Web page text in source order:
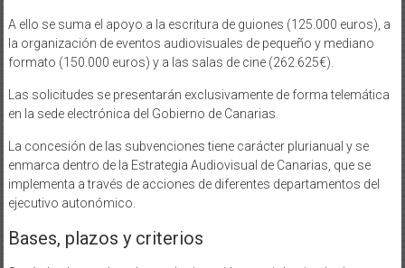
A ello se suma el apoyo a la escritura de guiones (125.000 euros), a
la organización de eventos audiovisuales de pequeño y mediano
formato (150.000 euros) y a las salas de cine (262.625€).
Las solicitudes se presentarán exclusivamente de forma telemática
en la sede electrónica del Gobierno de Canarias.
La concesión de las subvenciones tiene carácter plurianual y se
enmarca dentro de la Estrategia Audiovisual de Canarias, que se
implementa a través de acciones de diferentes departamentos del
ejecutivo autonómico.
Bases, plazos y criterios